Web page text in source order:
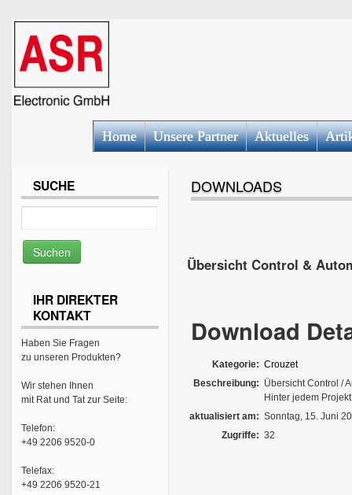
Home Unsere Partner Aktuelles
DOWNLOADS
Übersicht Control &
Download
Kategorie: Crouzet
Beschreibung: Übersicht Control /
Hinter jedem
aktualisiert am: Sonntag, 15. Juni
Zugriffe: 32
SUCHE
IHR DIREKTER
KONTAKT
Haben Sie Fragen
zu unseren Produkten?
Wir stehen Ihnen
mit Rat und Tat zur Seite:
Telefon:
+49 2206 9520-0
Telefax:
+49 2206 9520-21